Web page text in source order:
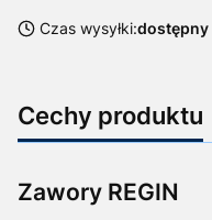
Czas wysyłki:dostępny
Cechy produktu
Zawory REGIN